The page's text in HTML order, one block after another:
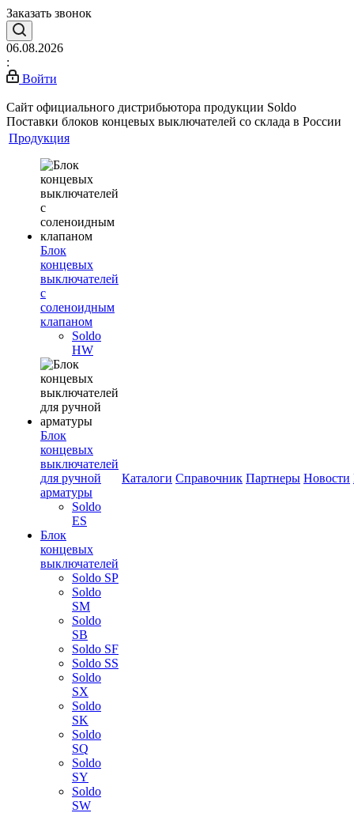
Заказать звонок
06.08.2026
:
Войти
Сайт официального дистрибьютора продукции Soldo
Поставки блоков концевых выключателей со склада в России
Продукция
Блок
концевых
выключателей
с
соленоидным
клапаном
Soldo
HW
Блок
концевых
выключателей
для ручной
арматуры
Soldo
ES
Блок
концевых
выключателей
Soldo SP
Soldo
SM
Soldo
SB
Soldo SF
Soldo SS
Soldo
SX
Soldo
SK
Soldo
SQ
Soldo
SY
Soldo
SW
Каталоги Справочник Партнеры Новости